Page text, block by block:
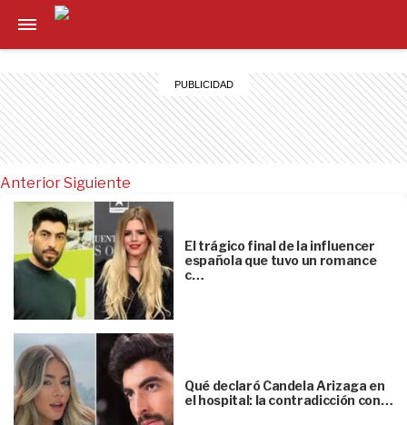
Anterior
El trágico final de la influencer
española que tuvo un romance
c…
Qué declaró Candela Arizaga en
el hospital: la contradicción con…
Siguiente